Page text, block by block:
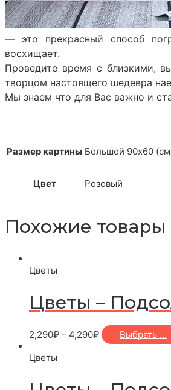
— это прекрасный способ
восхищает.
Проведите время с близкими,
творцом настоящего шедевра
Мы знаем что для Вас важно и
Размер картины Большой 90х60
Цвет Розовый
Похожие товары
Цветы
Цветы –
2,290₽ – 4,290₽
Выбрать ...
Цветы